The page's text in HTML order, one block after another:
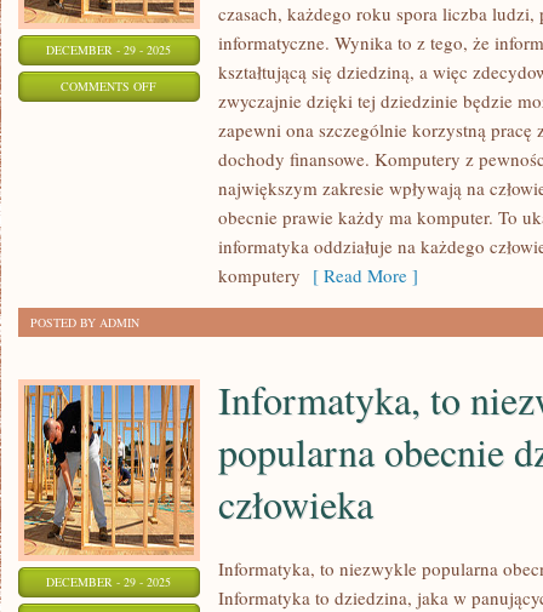
DECEMBER - 29 - 2025
COMMENTS OFFON
KOMPUTERÓW
czasach, każdego roku spora liczba ludzi,
informatyczne. Wynika to z tego, że
kształtującą się dziedziną, a więc
zwyczajnie dzięki tej dziedzinie będzie
zapewni ona szczególnie korzystną pracę
dochody finansowe. Komputery z
największym zakresie wpływają na
obecnie prawie każdy ma komputer. To
informatyka oddziałuje na każdego
komputery [ Read More ]
POSTED BY ADMIN
DECEMBER - 29 - 2025
Informatyka, to
popularna obecnie
człowieka
Informatyka, to niezwykle popularna
Informatyka to dziedzina, jaka w